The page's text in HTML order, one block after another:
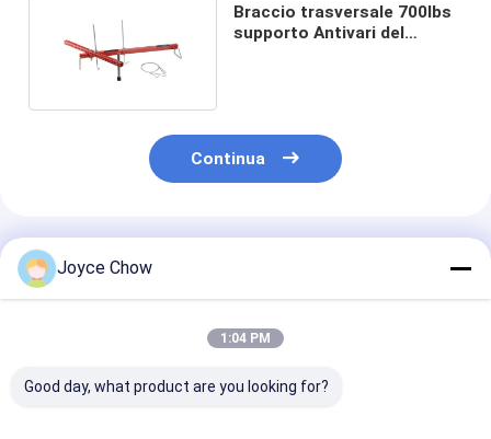
Braccio trasversale 700lbs
supporto Antivari del
Continua
Prodotti Raccomandati
Joyce Chow
1:04 PM
Good day, what product are you looking for?